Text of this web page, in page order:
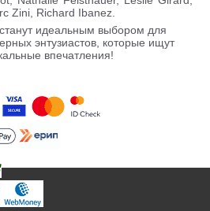
Zini, Richard Ibanez.
идеальным выбором для
энтузиастов, которые ищут
впечатления!